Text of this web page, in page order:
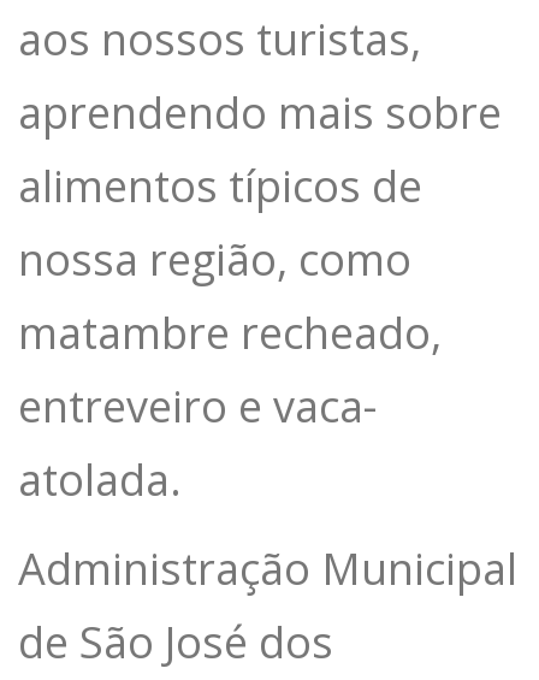
aos nossos turistas,
aprendendo mais sobre
alimentos típicos de
nossa região, como
matambre recheado,
entreveiro e vaca-
atolada.
Administração Municipal
de São José dos